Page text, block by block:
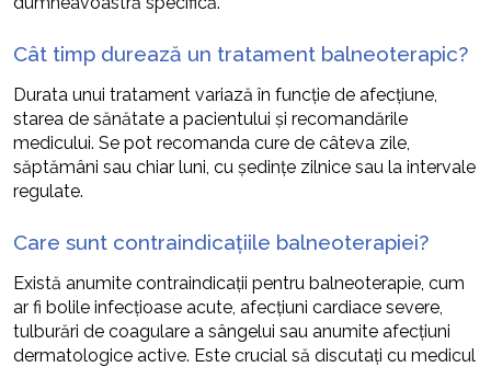
Cât timp durează un tratament balneoterapic?
Durata unui tratament variază în funcție de afecțiune,
starea de sănătate a pacientului și recomandările
medicului. Se pot recomanda cure de câteva zile,
săptămâni sau chiar luni, cu şedinţe zilnice sau la intervale
regulate.
Care sunt contraindicațiile balneoterapiei?
Există anumite contraindicații pentru balneoterapie, cum
ar fi bolile infecțioase acute, afecțiuni cardiace severe,
tulburări de coagulare a sângelui sau anumite afecțiuni
dermatologice active. Este crucial să discutați cu medicul